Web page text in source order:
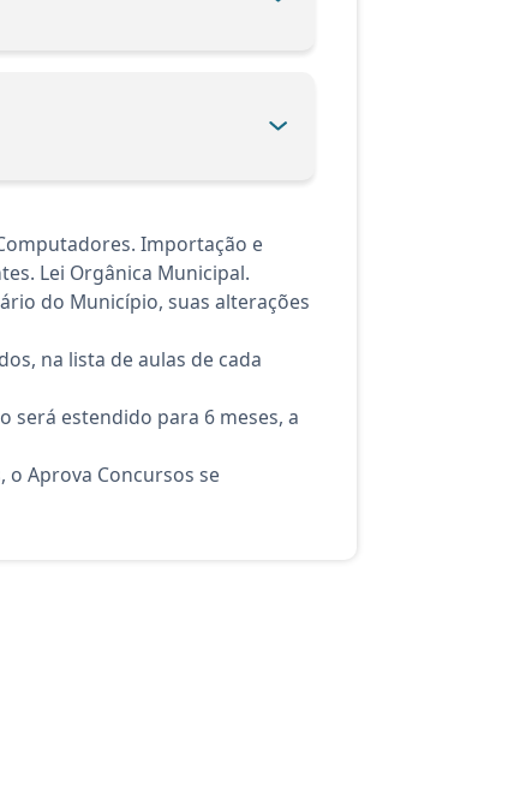
Importação e
Lei Orgânica Municipal.
do Município, suas alterações
na lista de aulas de cada
será estendido para 6 meses, a
Aprova Concursos se